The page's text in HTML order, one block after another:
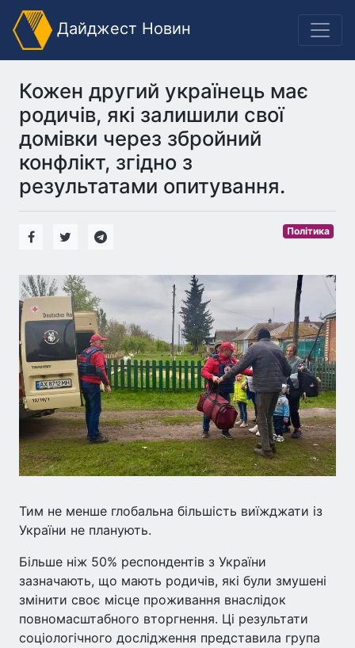
Дайджест Новин
Кожен другий українець має
родичів, які залишили свої
домівки через збройний
конфлікт, згідно з
результатами опитування.
Політика
Тим не менше глобальна більшість виїжджати із
України не планують.
Більше ніж 50% респондентів з України
зазначають, що мають родичів, які були змушені
змінити своє місце проживання внаслідок
повномасштабного вторгнення. Ці результати
соціологічного дослідження представила група